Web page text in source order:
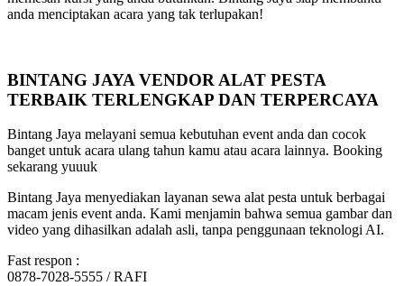
anda menciptakan acara yang tak terlupakan!
BINTANG JAYA VENDOR ALAT PESTA
TERBAIK TERLENGKAP DAN TERPERCAYA
Bintang Jaya melayani semua kebutuhan event anda dan cocok
banget untuk acara ulang tahun kamu atau acara lainnya. Booking
sekarang yuuuk
Bintang Jaya menyediakan layanan sewa alat pesta untuk berbagai
macam jenis event anda. Kami menjamin bahwa semua gambar dan
video yang dihasilkan adalah asli, tanpa penggunaan teknologi AI.
Fast respon :
0878-7028-5555 / RAFI